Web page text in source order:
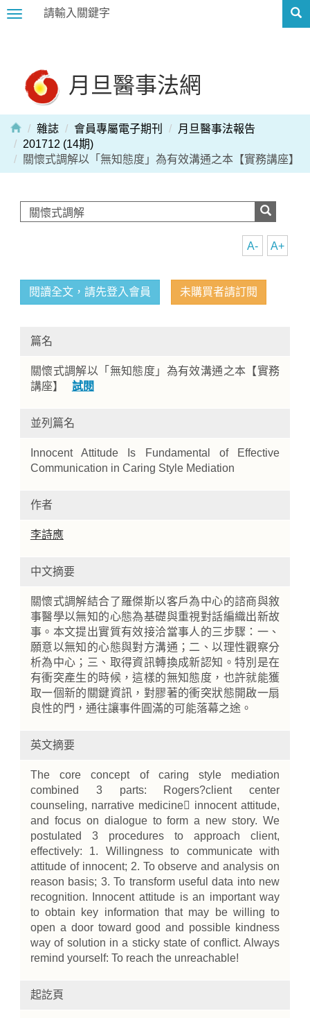
Toggle
月旦醫事法網
Home
雜誌 會員專屬電子期刊
月旦醫事法報告
201712 (14期)
關懷式調解以「無知態度」為有效溝通之本【實務講座】
A+
A-
閱讀全文，請先登入會員 未購買者請訂閱
篇名
關懷式調解以「無知態度」為有效溝通之本【實務
講座】 試閱
並列篇名
Innocent Attitude Is Fundamental of Effective
Communication in Caring Style Mediation
作者
李詩應
中文摘要
關懷式調解結合了羅傑斯以客戶為中心的諮商與敘
事醫學以無知的心態為基礎與重視對話編織出新故
事。本文提出實質有效接洽當事人的三步驟：一、
願意以無知的心態與對方溝通；二、以理性觀察分
析為中心；三、取得資訊轉換成新認知。特別是在
有衝突產生的時候，這樣的無知態度，也許就能獲
取一個新的關鍵資訊，對膠著的衝突狀態開啟一扇
良性的門，通往讓事件圓滿的可能落幕之途。
英文摘要
The core concept of caring style mediation
combined 3 parts: Rogers?client center
counseling, narrative medicine innocent attitude,
and focus on dialogue to form a new story. We
postulated 3 procedures to approach client,
effectively: 1. Willingness to communicate with
attitude of innocent; 2. To observe and analysis on
reason basis; 3. To transform useful data into new
recognition. Innocent attitude is an important way
to obtain key information that may be willing to
open a door toward good and possible kindness
way of solution in a sticky state of conflict. Always
remind yourself: To reach the unreachable!
起訖頁